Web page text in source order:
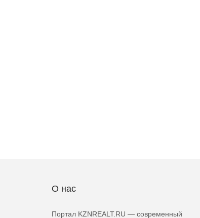
О нас
Портал KZNREALT.RU — современный